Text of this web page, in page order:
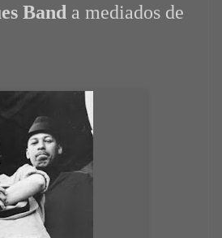
Band a mediados de